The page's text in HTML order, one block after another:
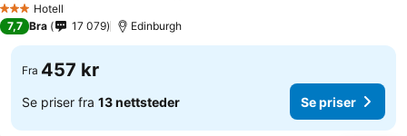
3 StjernerHotell
7,7 Bra 17 079 Edinburgh
Fra 457 kr
Se priser fra 13 nettsteder Se priser